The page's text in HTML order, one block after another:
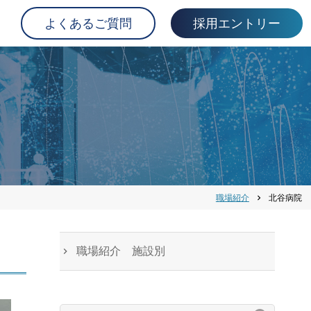
よくあるご質問 採用エントリー
職場紹介 chevron_right 北谷病院
職場紹介 施設別